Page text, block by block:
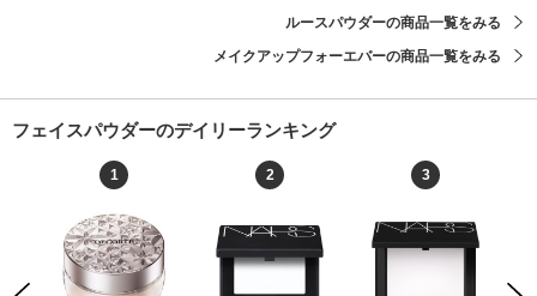
ルースパウダーの商品一覧をみる
メイクアップフォーエバーの商品一覧をみる
フェイスパウダーのデイリーランキング
1 2 3